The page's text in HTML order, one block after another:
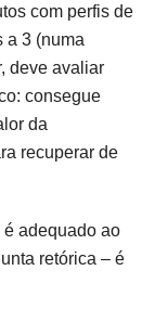
com perfis de
a 3 (numa
deve avaliar
consegue
da
recuperar de
é adequado ao
retórica – é